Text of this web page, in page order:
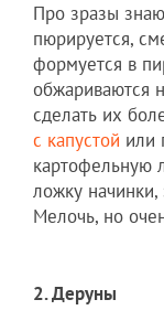
Про зразы
пюрируется,
формуется в
обжариваются
сделать их
с капустой или
картофельную
ложку
Мелочь, но
2. Деруны